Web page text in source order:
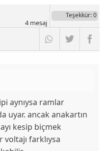
Teşekkür: 0
4mesaj
aynıysa ramlar
uyar. ancak anakartın
kesip biçmek
farklıysa